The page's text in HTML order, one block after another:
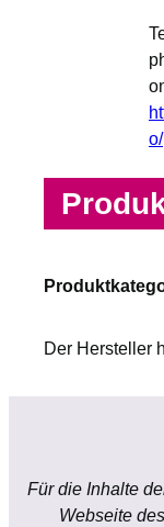
o/
Der Hersteller
Für die Inhalte
Webseite